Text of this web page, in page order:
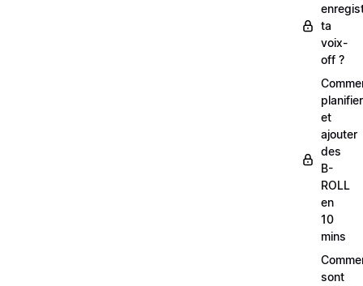
ta
voix-
off ?
planifier
et
ajouter
des
B-
ROLL
en
10
mins
sont